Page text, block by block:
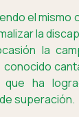
el mismo
la
la
conocido
que ha
superación.